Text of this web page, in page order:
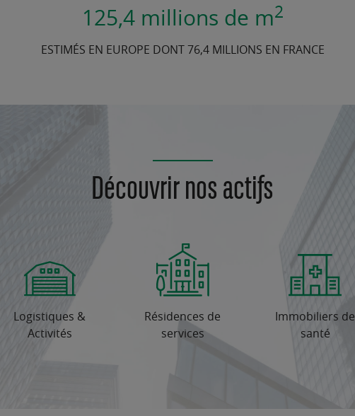
125,4 millions de m2
ESTIMÉS EN EUROPE DONT 76,4 MILLIONS EN FRANCE
Découvrir nos actifs
Logistiques &
Activités
Résidences de
services
Immobiliers de
santé